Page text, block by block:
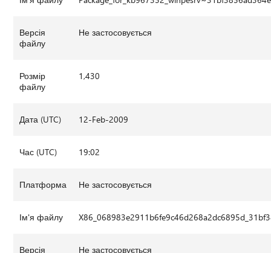
Версія
файлу
Не застосовується
Розмір
файлу
1,430
Дата (UTC) 12-Feb-2009
Час (UTC) 19:02
Платформа Не застосовується
Ім'я файлу
Версія
Не застосовується